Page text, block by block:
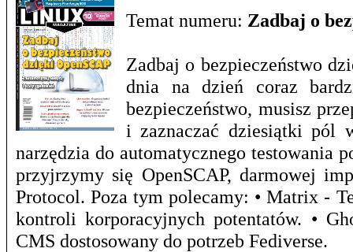
Temat numeru: Zadbaj o
Zadbaj o bezpieczeństwo
dnia na dzień coraz
bezpieczeństwo, musisz
i zaznaczać dziesiątki pól
narzędzia do automatycznego testowania
przyjrzymy się OpenSCAP, darmowej
Protocol. Poza tym polecamy: • Matrix -
kontroli korporacyjnych potentatów. •
CMS dostosowany do potrzeb Fediverse.